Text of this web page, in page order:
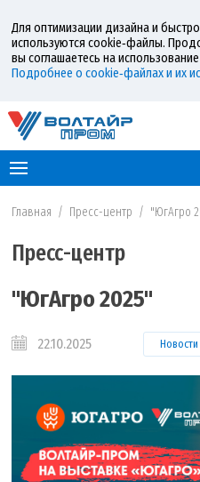
Для оптимизации дизайна и
используются cookie‑файлы.
вы соглашаетесь на
Подробнее о cookie‑файлах и их
Главная / Пресс-центр / "ЮгАгро
Пресс-центр
"ЮгАгро 2025"
22.10.2025 Новости